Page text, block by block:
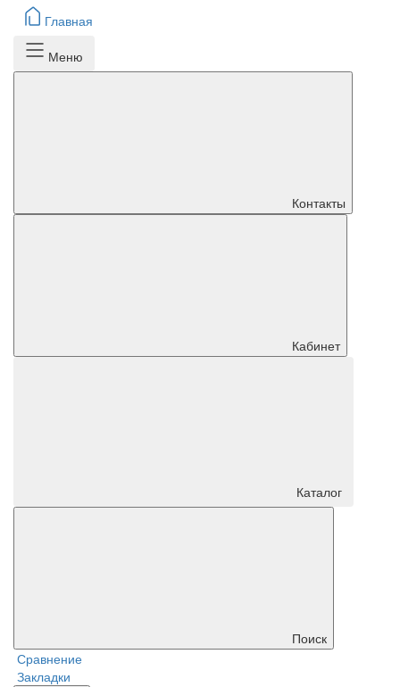
Главная
Меню
Контакты
Кабинет
Каталог
Поиск
Сравнение
Закладки